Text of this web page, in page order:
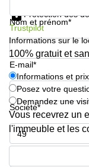
Nom et prénom*
E-mail*
Société*
Numéro de téléphone*
Protection des
Trustpilot
Informations sur le
100% gratuit et
Informations et prix
Posez votre
Demandez une
Vous recevrez un
l'immeuble et les